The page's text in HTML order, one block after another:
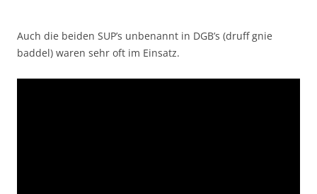
Auch die beiden SUP’s unbenannt in DGB’s (druff gnie
baddel) waren sehr oft im Einsatz.